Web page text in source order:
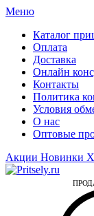
Меню
Каталог
Оплата
Доставка
Онлайн
Контакты
Политика
Условия
О нас
Оптовые
Акции Новинки